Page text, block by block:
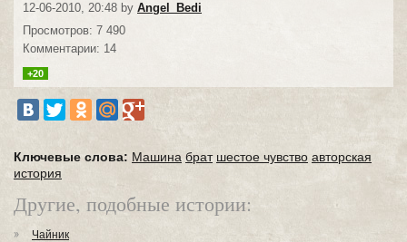
12-06-2010, 20:48 by Angel_Bedi
Просмотров: 7 490
Комментарии: 14
+20
Ключевые слова: Машина брат шестое чувство авторская
история
Другие, подобные истории:
Чайник